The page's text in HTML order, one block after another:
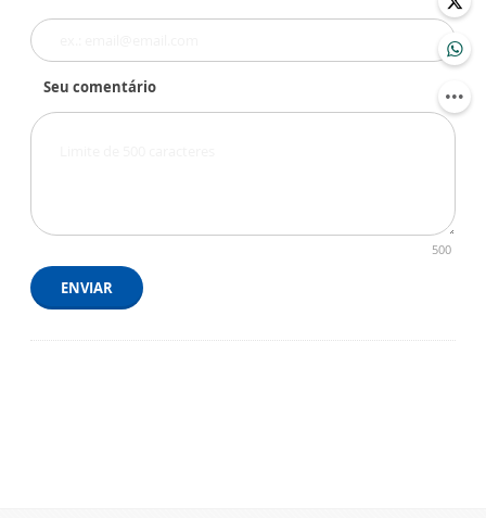
Seu comentário
500
ENVIAR